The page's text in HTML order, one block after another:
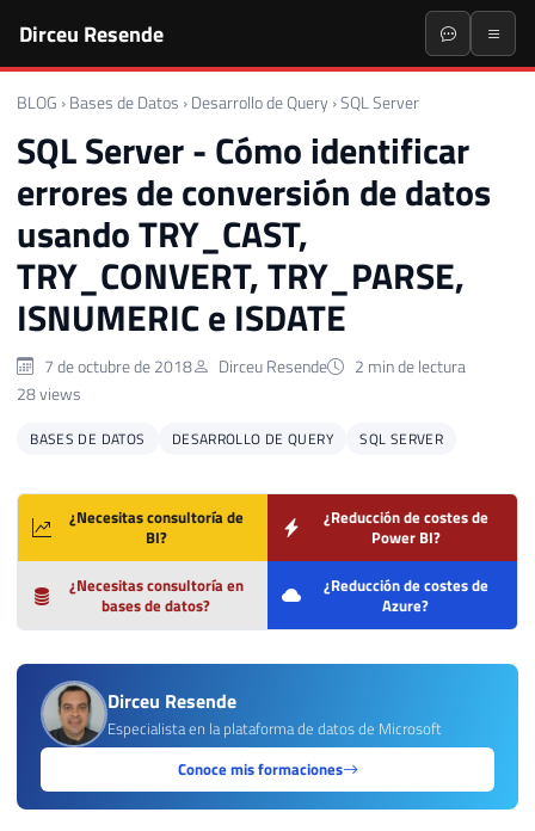
Dirceu Resende
BLOG › Bases de Datos › Desarrollo de Query ›SQL Server
SQL Server - Cómo identificar
errores de conversión de datos
usando TRY_CAST,
TRY_CONVERT, TRY_PARSE,
ISNUMERIC e ISDATE
7 de octubre de 2018 Dirceu Resende
2 min de lectura
28 views
BASES DE DATOS DESARROLLO DE QUERY SQL SERVER
¿Necesitas consultoría de
BI?
¿Reducción de costes de
Power BI?
¿Necesitas consultoría en
bases de datos?
¿Reducción de costes de
Azure?
Dirceu Resende
Especialista en la plataforma de datos de Microsoft
Conoce mis formaciones